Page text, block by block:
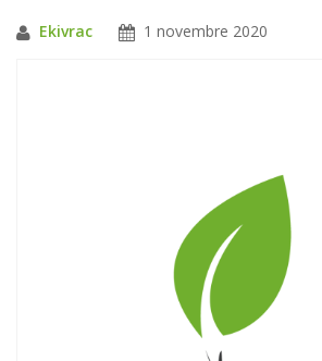
Ekivrac 1 novembre 2020